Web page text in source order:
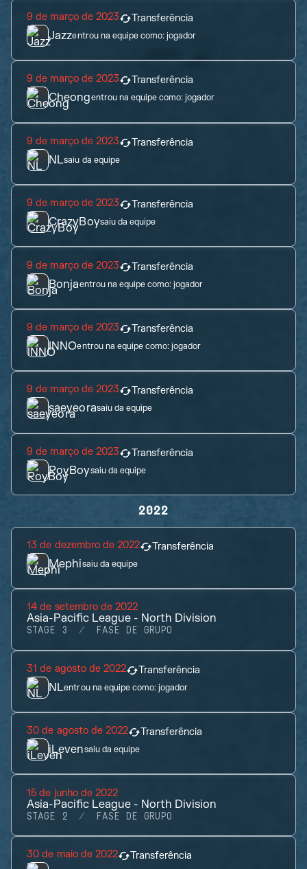
9 de março de 2023 Transferência
Jazzentrou na equipe como:jogador
9 de março de 2023 Transferência
Cheongentrou na equipe como:jogador
9 de março de 2023 Transferência
NLsaiu da equipe
9 de março de 2023 Transferência
CrazyBoysaiu da equipe
9 de março de 2023 Transferência
Bonjaentrou na equipe como:jogador
9 de março de 2023 Transferência
INNOentrou na equipe como:jogador
9 de março de 2023 Transferência
saeyeorasaiu da equipe
9 de março de 2023 Transferência
RoyBoysaiu da equipe
2022
13 de dezembro de 2022 Transferência
Mephisaiu da equipe
14 de setembro de 2022
Asia-Pacific League - North Division
STAGE 3 FASE DE GRUPO
31 de agosto de 2022 Transferência
NLentrou na equipe como:jogador
30 de agosto de 2022 Transferência
iLevensaiu da equipe
15 de junho de 2022
Asia-Pacific League - North Division
STAGE 2 FASE DE GRUPO
30 de maio de 2022 Transferência